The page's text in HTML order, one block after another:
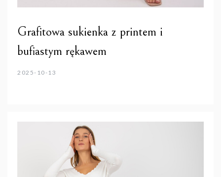
Grafitowa sukienka z printem i
bufiastym rękawem
2025-10-13